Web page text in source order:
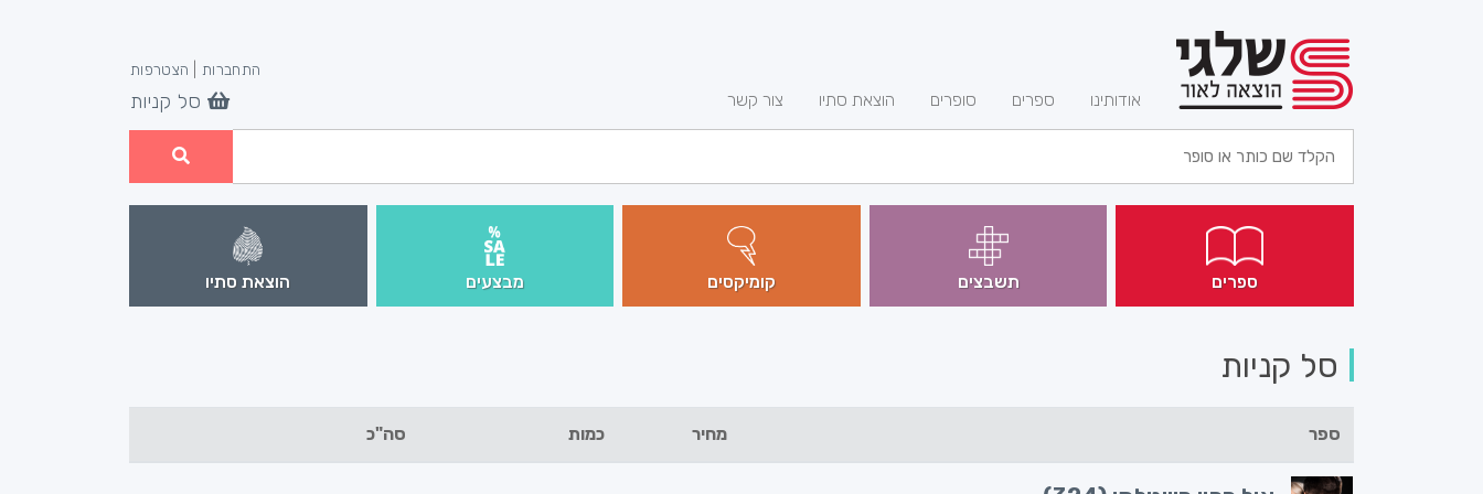
אודותינו ספרים סופרים הוצאת סתיו צור קשר
התחברות הצטרפות
סל קניות
ספרים תשבצים קומיקסים מבצעים הוצאת סתיו
סל קניות
ספר מחיר כמות סה"כ